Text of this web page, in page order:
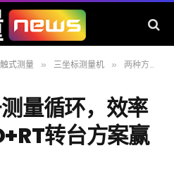
式测量 » 三坐标测量机 » 两种方式同一测量循环，效率近乎翻倍 | XO+RT转台方案赢在哪里？
量循环，效率
转台方案赢